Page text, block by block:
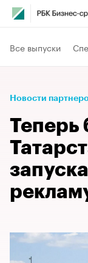
Все выпуски
Новости
Теперь